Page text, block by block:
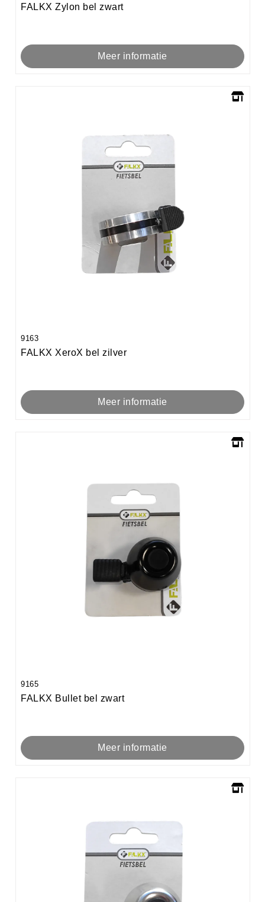
FALKX Zylon bel zwart
Meer informatie
9163
FALKX XeroX bel zilver
Meer informatie
9165
FALKX Bullet bel zwart
Meer informatie